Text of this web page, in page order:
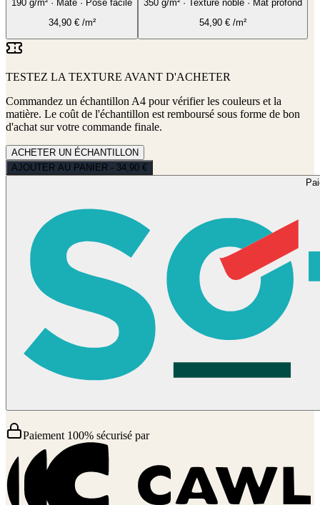
190 g/m² · Mate · Pose facile
34,90€/m²
350 g/m² · Texture noble · Mat profond
54,90 € /m²
TESTEZ LA TEXTURE AVANT D'ACHETER
Commandez un échantillon A4 pour vérifier les couleurs et la
matière. Le coût de l'échantillon est remboursé sous forme de bon
d'achat sur votre commande finale.
ACHETER UN ÉCHANTILLON
AJOUTER AU PANIER - 34,90 €
Paiement 100% sécurisé par